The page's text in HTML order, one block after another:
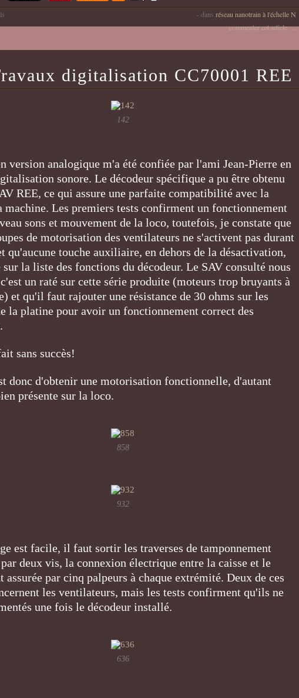
- dans réseau nanotrain à l'échelle N
commenter cet article…
digitalisation CC70001 REE
142
version analogique m'a été confiée par l'ami Jean-Pierre en
sonore. Le décodeur spécifique a pu être obtenu
REE, ce qui assure une parfaite compatibilité avec la
machine. Les premiers tests confirment un fonctionnement
sons et mouvement de la loco, toutefois, je constate que
de motorisation des ventilateurs ne s'activent pas durant
qu'aucune touche auxiliaire, en dehors de la désactivation,
sur la liste des fonctions du décodeur. Le SAV consulté nous
un raté sur cette série produite (moteurs trop bruyants à
et qu'il faut rajouter une résistance de 30 ohms sur les
la platine pour avoir un fonctionnement correct des
sans succès!
donc d'obtenir une motorisation fonctionnelle, d'autant
présente sur la loco.
858
932
est facile, il faut sortir les traverses de tamponnement
deux vis, la connexion électrique entre la caisse et le
assurée par cinq palpeurs à chaque extrémité. Deux de ces
les ventilateurs, mais les tests confirment qu'ils ne
une fois le décodeur installé.
636